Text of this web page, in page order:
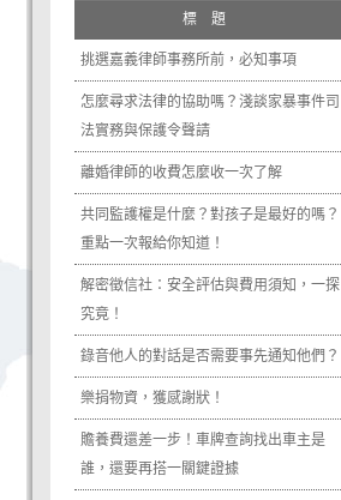
標題
挑選嘉義律師事務所前，必知事項
怎麼尋求法律的協助嗎？淺談家暴事件司
法實務與保護令聲請
離婚律師的收費怎麼收一次了解
共同監護權是什麼？對孩子是最好的嗎？
重點一次報給你知道！
解密徵信社：安全評估與費用須知，一探
究竟！
錄音他人的對話是否需要事先通知他們？
樂捐物資，獲感謝狀！
贍養費還差一步！車牌查詢找出車主是
誰，還要再搭一關鍵證據